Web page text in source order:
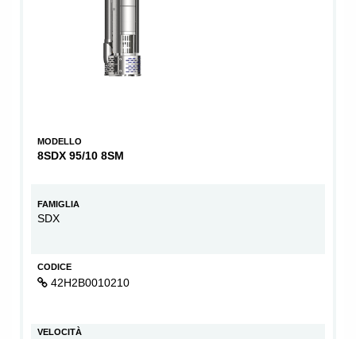
MODELLO
8SDX 95/10 8SM
FAMIGLIA
SDX
CODICE
42H2B0010210
VELOCITÀ